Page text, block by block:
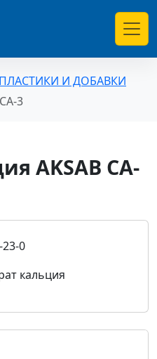
ПЛАСТИКИ И ДОБАВКИ
3
AKSAB CA-
23-0
кальция